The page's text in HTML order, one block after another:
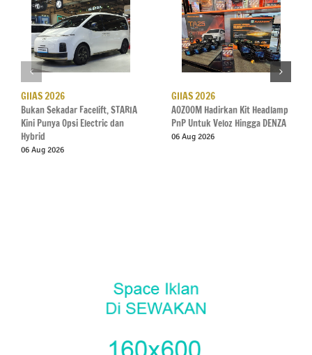
GIIAS 2026
Bukan Sekadar Facelift, STARIA
Kini Punya Opsi Electric dan
Hybrid
06 Aug 2026
GIIAS 2026
AOZOOM Hadirkan Kit Headlamp
PnP Untuk Veloz Hingga DENZA
06 Aug 2026